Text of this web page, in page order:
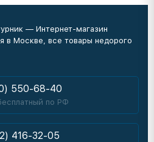
— Интернет-магазин
в Москве, все товары недорого
550-68-40
по РФ
416-32-05